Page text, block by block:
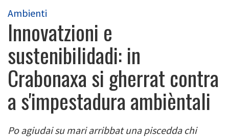
Ambienti
Innovatzioni e
sustenibilidadi: in
Crabonaxa si gherrat contra
a s'impestadura ambièntali
Po agiudai su mari arribbat una piscedda chi